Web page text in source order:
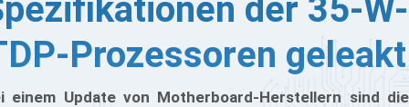
der 35-W-
Prozessoren geleakt
einem Update von Motherboard-Herstellern sind die